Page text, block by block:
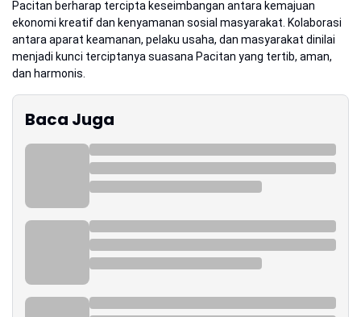
Pacitan berharap tercipta keseimbangan antara kemajuan
ekonomi kreatif dan kenyamanan sosial masyarakat. Kolaborasi
antara aparat keamanan, pelaku usaha, dan masyarakat dinilai
menjadi kunci terciptanya suasana Pacitan yang tertib, aman,
dan harmonis.
Baca Juga